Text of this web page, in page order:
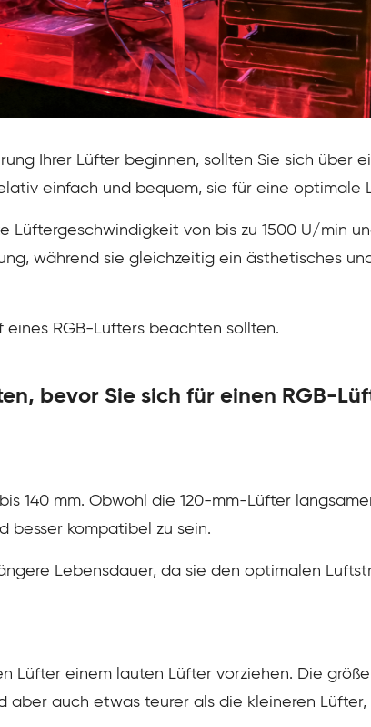
Ihrer Lüfter beginnen, sollten Sie sich über
einfach und bequem, sie für eine optimale
Lüftergeschwindigkeit von bis zu 1500 U/min
während sie gleichzeitig ein ästhetisches
eines RGB-Lüfters beachten sollten.
bevor Sie sich für einen RGB-
140 mm. Obwohl die 120-mm-Lüfter
besser kompatibel zu sein.
Lebensdauer, da sie den optimalen
Lüfter einem lauten Lüfter vorziehen. Die
aber auch etwas teurer als die kleineren